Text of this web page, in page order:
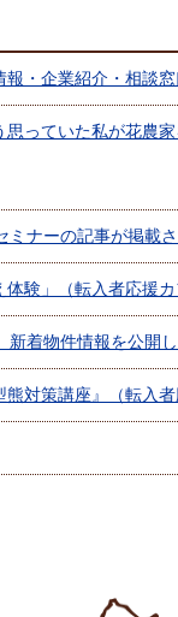
・企業紹介・相談
っていた私が花農
ミナーの記事が掲載
験」（転入者応援カ
着物件情報を公開し
対策講座』（転入者